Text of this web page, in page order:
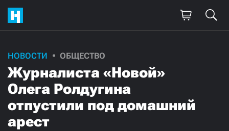
НОВОСТИ ОБЩЕСТВО
Журналиста «Новой»
Олега Ролдугина
отпустили под домашний
арест